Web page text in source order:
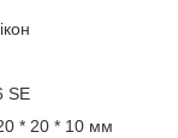
SE
20 * 20 * 10 мм